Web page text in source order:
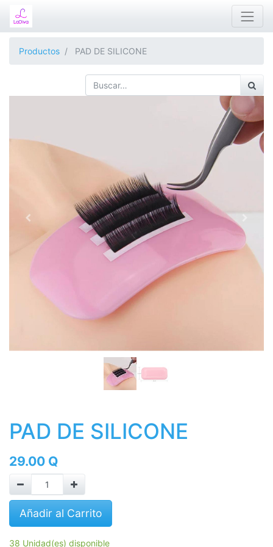
Productos PAD DE SILICONE
PAD DE SILICONE
29.00 Q
Añadir al Carrito
38 Unidad(es) disponible